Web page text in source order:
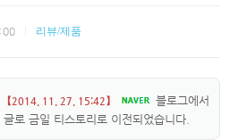
리뷰/제품
【2014. 11. 27. 15:42】
블로그에서
글로 금일 티스토리로 이전되었습니다.